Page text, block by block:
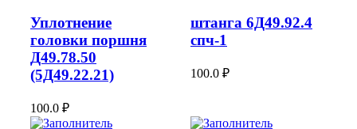
Уплотнение
головки поршня
Д49.78.50
(5Д49.22.21)
100.0 ₽
штанга 6Д49.92.4
спч-1
100.0 ₽